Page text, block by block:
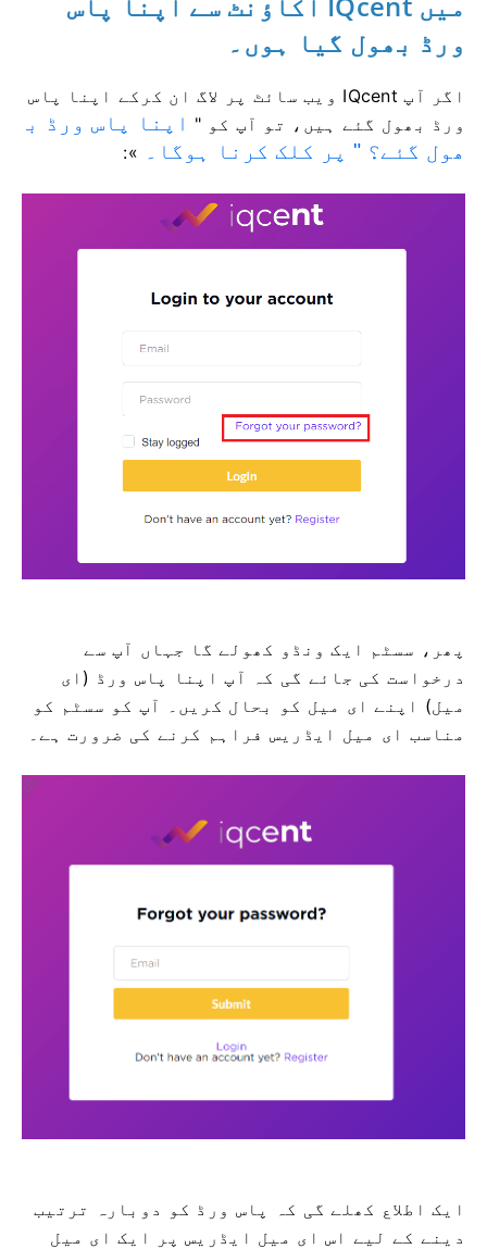
ورڈ بھول گیا ہوں۔
اگر آپ IQcent ویب سائٹ پر لاگ ان کرکے اپنا پاس
ورڈ بھول گئے ہیں، تو آپ کو " اپنا پاس ورڈ ب
ھول گئے؟ " پر کلک کرنا ہوگا۔ »:
پھر، سسٹم ایک ونڈو کھولے گا جہاں آپ سے
درخواست کی جائے گی کہ آپ اپنا پاس ورڈ (ای
میل) اپنے ای میل کو بحال کریں۔ آپ کو سسٹم کو
مناسب ای میل ایڈریس فراہم کرنے کی ضرورت ہے۔
ایک اطلاع کھلے گی کہ پاس ورڈ کو دوبارہ ترتیب
دینے کے لیے اس ای میل ایڈریس پر ایک ای میل